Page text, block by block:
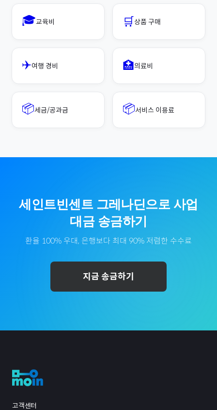
🎓교육비 🛒상품 구매
✈️여행 경비 🏥의료비
📦세금/공과금 📦서비스 이용료
세인트빈센트 그레나딘으로 사업
대금송금하기
환율 100% 우대, 은행보다 최대 90% 저렴한 수수료
지금 송금하기
고객센터